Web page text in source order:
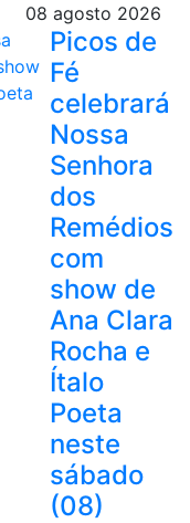
08 agosto 2026
Picos de
Fé
celebrará
Nossa
Senhora
dos
Remédios
com
show de
Ana Clara
Rocha e
Ítalo
Poeta
neste
sábado
(08)